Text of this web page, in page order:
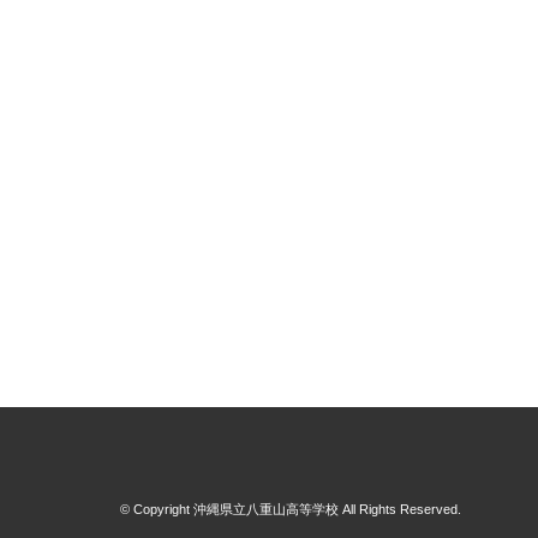
© Copyright 沖縄県立八重山高等学校 All Rights Reserved.